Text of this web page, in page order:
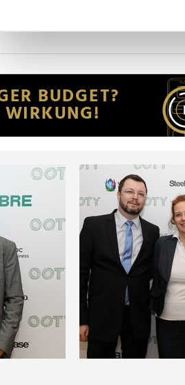
Erfahren Sie mehr darüber, wie
Wir verwenden Cookies, um
Website an unsere Partner für
möglicherweise mit weiteren
der Dienste gesammelt haben.